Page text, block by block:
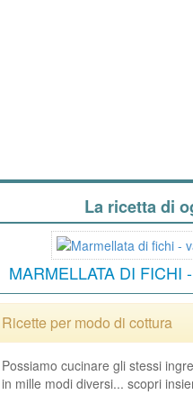
La ricetta di
MARMELLATA DI FICHI
Ricette per modo di cottura
Possiamo cucinare gli stessi
in mille modi diversi... scopri